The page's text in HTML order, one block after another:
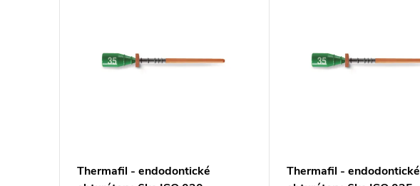
Thermafil - endodontické
Thermafil - endodontické